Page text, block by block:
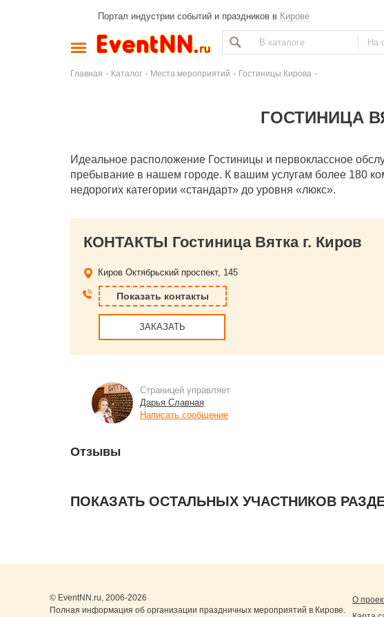
Портал индустрии событий и праздников в Кирове
Главная - Каталог - Места мероприятий - Гостиницы Кирова -
ГОСТИНИЦА
Идеальное расположение Гостиницы и первоклассное
пребывание в нашем городе. К вашим услугам более 180
недорогих категории «стандарт» до уровня «люкс».
КОНТАКТЫ Гостиница Вятка г. Киров
Киров Октябрьский проспект, 145
Показать контакты
ЗАКАЗАТЬ
Страницей управляет
Дарья Славная
Написать сообщение
Отзывы
ПОКАЗАТЬ ОСТАЛЬНЫХ УЧАСТНИКОВ
© EventNN.ru, 2006-2026
Полная информация об организации праздничных мероприятий в Кирове.
О